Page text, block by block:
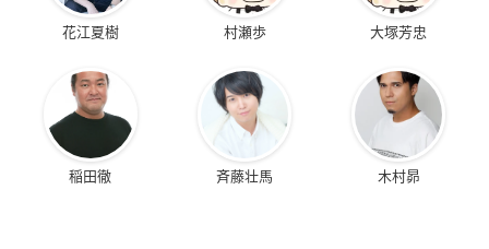
花江夏樹 村瀬歩 大塚芳忠
稲田徹 斉藤壮馬 木村昴